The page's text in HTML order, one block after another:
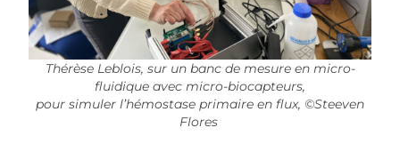
Thérèse Leblois, sur un banc de mesure en micro-
fluidique avec micro-biocapteurs,
pour simuler l’hémostase primaire en flux, ©Steeven
Flores